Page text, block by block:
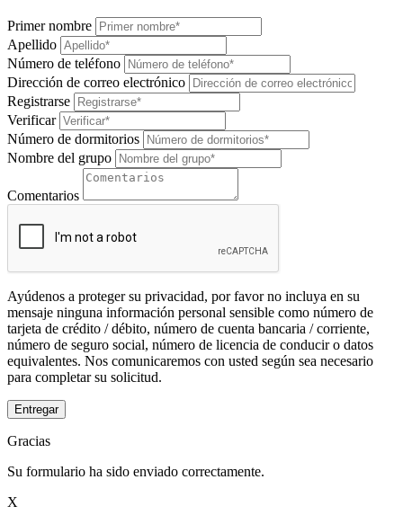
Primer nombre
Apellido
Número de teléfono
Dirección de correo electrónico
Registrarse
Verificar
Número de dormitorios
Nombre del grupo
Comentarios
Ayúdenos a proteger su privacidad, por favor no incluya en su
mensaje ninguna información personal sensible como número de
tarjeta de crédito / débito, número de cuenta bancaria / corriente,
número de seguro social, número de licencia de conducir o datos
equivalentes. Nos comunicaremos con usted según sea necesario
para completar su solicitud.
Entregar
Gracias
Su formulario ha sido enviado correctamente.
X